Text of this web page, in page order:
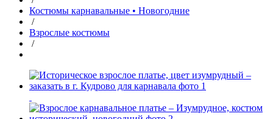
Костюмы карнавальные • Новогодние
/
Взрослые костюмы
/